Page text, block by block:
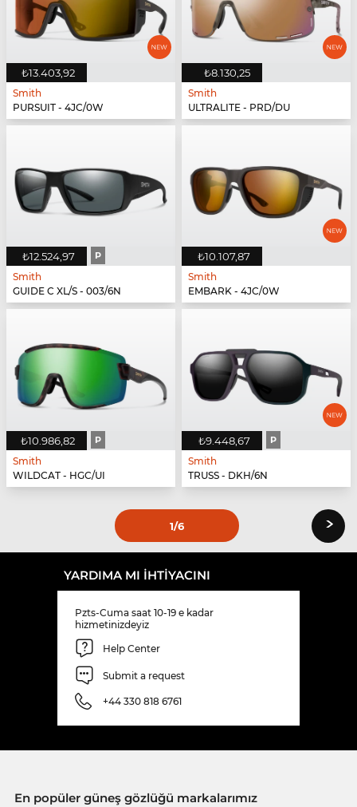
₺13.403,92
Smith
PURSUIT - 4JC/0W
₺8.130,25
Smith
ULTRALITE - PRD/DU
₺12.524,97 P
Smith
GUIDE C XL/S - 003/6N
₺10.107,87
Smith
EMBARK - 4JC/0W
₺10.986,82 P
Smith
WILDCAT - HGC/UI
₺9.448,67 P
Smith
TRUSS - DKH/6N
1/6 ›
YARDIMA MI IHTIYACINI
Pzts-Cuma saat 10-19 e kadar
hizmetinizdeyiz
Help Center
Submit a request
+44 330 818 6761
En popüler güneş gözlüğü markalarımız